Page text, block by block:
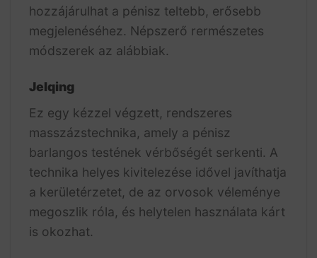
hozzájárulhat a pénisz teltebb, erősebb
megjelenéséhez. Népszerő rermészetes
módszerek az alábbiak.
Jelqing
Ez egy kézzel végzett, rendszeres
masszázstechnika, amely a pénisz
barlangos testének vérbőségét serkenti. A
technika helyes kivitelezése idővel javíthatja
a kerületérzetet, de az orvosok véleménye
megoszlik róla, és helytelen használata kárt
is okozhat.